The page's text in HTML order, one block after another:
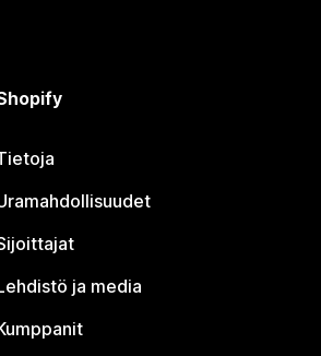
ja media